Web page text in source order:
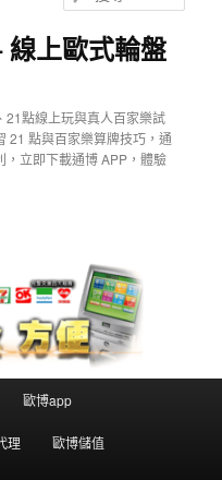
上歐式輪盤
21點線上玩與真人百家樂試
21 點與百家樂算牌技巧，通
立即下載通博 APP，體驗
尋
歐博app
理 歐博儲值